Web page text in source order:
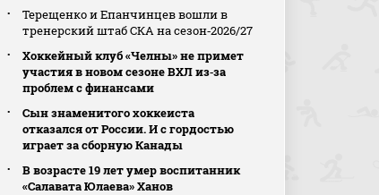
Терещенко и Епанчинцев вошли в
тренерский штаб СКА на сезон‑2026/27
Хоккейный клуб «Челны» не примет
участия в новом сезоне ВХЛ из‑за
проблем с финансами
Сын знаменитого хоккеиста
отказался от России. И с гордостью
играет за сборную Канады
В возрасте 19 лет умер воспитанник
«Салавата Юлаева» Ханов